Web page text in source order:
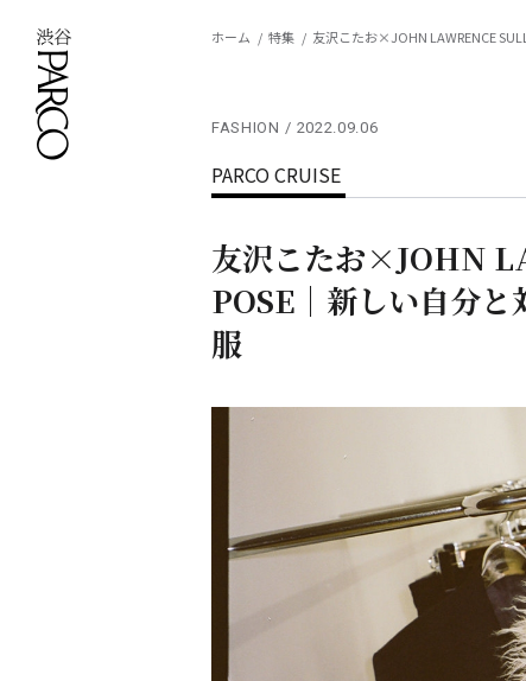
ホーム 特集 友沢こたお×JOHN LAWRENCE
FASHION 2022.09.06
PARCO CRUISE
友沢こたお×JOHN
POSE｜新しい自分
服